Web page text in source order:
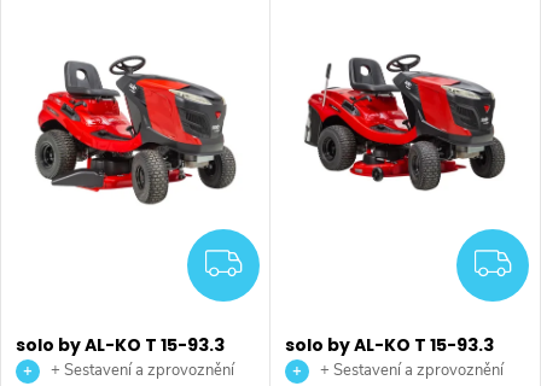
ZDARMA
solo by AL-KO T 15-93.3
HDS-A Comfort
+ Sestavení a zprovoznění
solo by AL-KO T 15-93.3
HD-A Comfort benzínový
+ Sestavení a zprovoznění